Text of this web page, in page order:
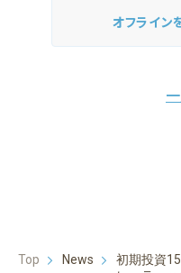
オフライン
Top News
初期投資